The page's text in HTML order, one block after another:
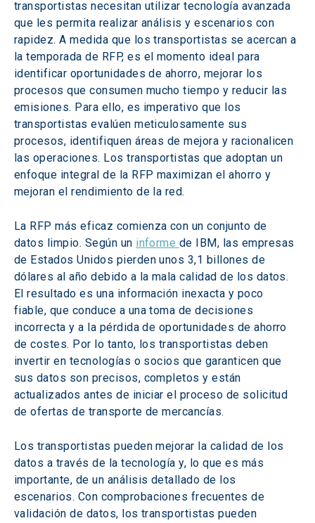
transportistas necesitan utilizar tecnología avanzada
que les permita realizar análisis y escenarios con
rapidez. A medida que los transportistas se acercan a
la temporada de RFP, es el momento ideal para
identificar oportunidades de ahorro, mejorar los
procesos que consumen mucho tiempo y reducir las
emisiones. Para ello, es imperativo que los
transportistas evalúen meticulosamente sus
procesos, identifiquen áreas de mejora y racionalicen
las operaciones. Los transportistas que adoptan un
enfoque integral de la RFP maximizan el ahorro y
mejoran el rendimiento de la red.
La RFP más eficaz comienza con un conjunto de
datos limpio. Según un informe de IBM, las empresas
de Estados Unidos pierden unos 3,1 billones de
dólares al año debido a la mala calidad de los datos.
El resultado es una información inexacta y poco
fiable, que conduce a una toma de decisiones
incorrecta y a la pérdida de oportunidades de ahorro
de costes. Por lo tanto, los transportistas deben
invertir en tecnologías o socios que garanticen que
sus datos son precisos, completos y están
actualizados antes de iniciar el proceso de solicitud
de ofertas de transporte de mercancías.
Los transportistas pueden mejorar la calidad de los
datos a través de la tecnología y, lo que es más
importante, de un análisis detallado de los
escenarios. Con comprobaciones frecuentes de
validación de datos, los transportistas pueden